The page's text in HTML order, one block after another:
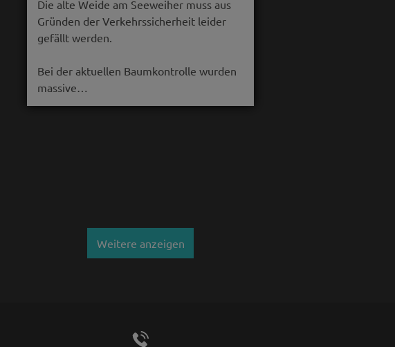
Die alte Weide am Seeweiher muss aus
Gründen der Verkehrssicherheit leider
gefällt werden.
Bei der aktuellen Baumkontrolle wurden
massive…
Weitere anzeigen